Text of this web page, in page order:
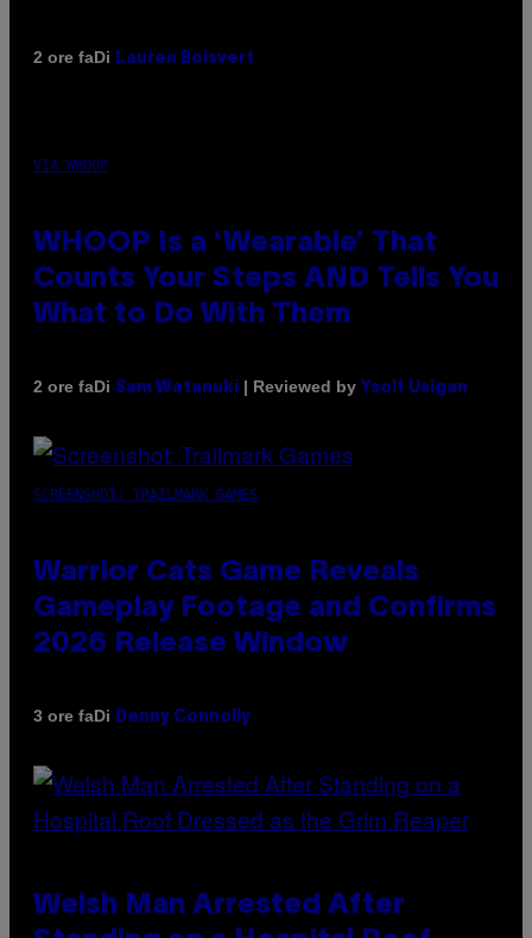
2 ore faDi Lauren Boisvert
VIA WHOOP
WHOOP Is a ‘Wearable’ That
Counts Your Steps AND Tells You
What to Do With Them
2 ore faDi Sam Watanuki | Reviewed by Ysolt Usigan
SCREENSHOT: TRAILMARK GAMES
Warrior Cats Game Reveals
Gameplay Footage and Confirms
2026 Release Window
3 ore faDi Denny Connolly
Welsh Man Arrested After